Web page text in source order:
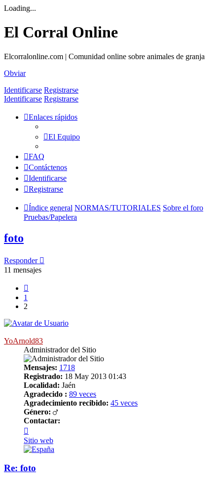
Loading...
El Corral Online
Elcorralonline.com | Comunidad online sobre animales de granja
Obviar
Identificarse Registrarse
Identificarse Registrarse
Enlaces rápidos
El Equipo
FAQ
Contáctenos
Identificarse
Registrarse
Índice general NORMAS/TUTORIALES Sobre el foro
Pruebas/Papelera
foto
Responder
11 mensajes
1
2
YoArnold83
Administrador del Sitio
Mensajes: 1718
Registrado: 18 May 2013 01:43
Localidad: Jaén
Agradecido : 89 veces
Agradecimiento recibido: 45 veces
Género:
Contactar:
YoArnold83
Sitio web
Re: foto